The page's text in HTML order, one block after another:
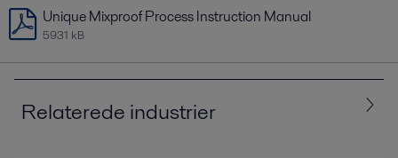
Unique Mixproof Process Instruction Manual
5931 kB
Relaterede industrier